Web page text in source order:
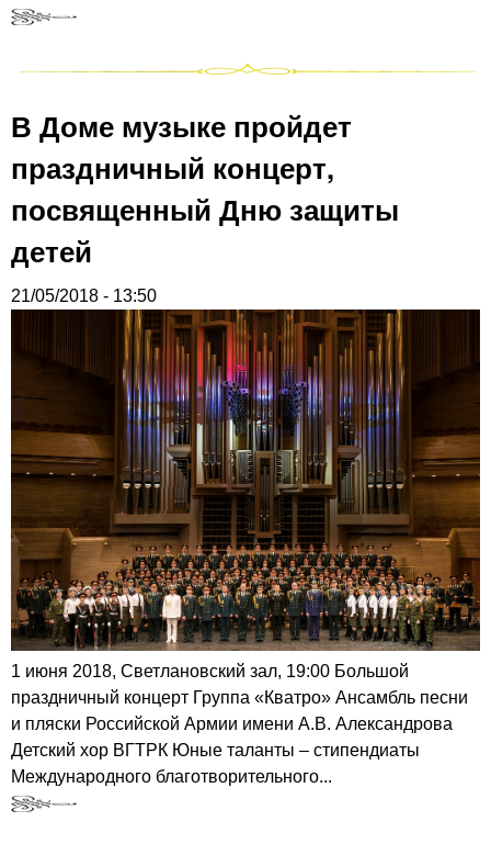
В Доме музыке пройдет
праздничный концерт,
посвященный Дню защиты
детей
21/05/2018 - 13:50
1 июня 2018, Светлановский зал, 19:00 Большой
праздничный концерт Группа «Кватро» Ансамбль песни
и пляски Российской Армии имени А.В. Александрова
Детский хор ВГТРК Юные таланты – стипендиаты
Международного благотворительного...